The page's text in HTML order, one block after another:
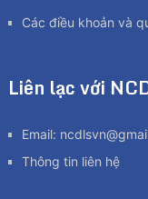
Các điều khoản và
Liên lạc với
Email:
Thông tin liên hệ